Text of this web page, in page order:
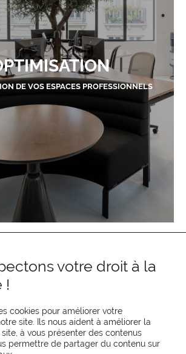
DE VOS ESPACES PROFESSIONNELS
REJOIGNEZ-NOUS
votre droit à la
!
cookies pour améliorer votre
site. Ils nous aident à améliorer la
à vous présenter des contenus
permettre de partager du contenu sur